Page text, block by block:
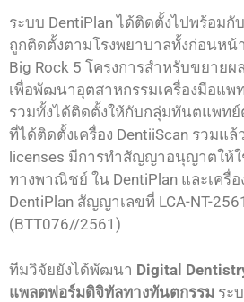
ระบบ DentiPlan ได้ติดตั้งไปพร้อมกั
ถูกติดตั้งตามโรงพยาบาลทั้งก่อนหน้
Big Rock 5 โครงการสำหรับขยายผ
เพื่อพัฒนาอุตสาหกรรมเครื่องมือแพ
รวมทั้งได้ติดตั้งให้กับกลุ่มทันตแพทย์
ที่ได้ติดตั้งเครื่อง DentiiScan รวมแ
licenses มีการทำสัญญาอนุญาตให้
ทางพาณิชย์ ใน DentiPlan และเครื่
DentiPlan สัญญาเลขที่ LCA-NT-
(BTT076//2561)
ทีมวิจัยยังได้พัฒนา Digital
แพลตฟอร์มดิจิทัลทางทันตกรรม ระ